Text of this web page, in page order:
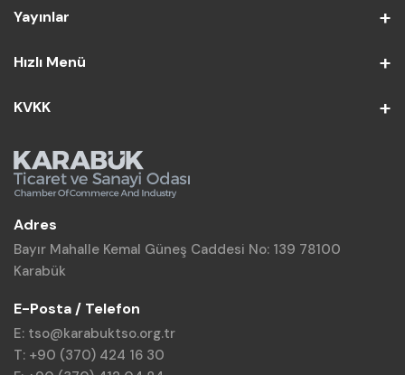
Yayınlar
Hızlı Menü
KVKK
Adres
Bayır Mahalle Kemal Güneş Caddesi No: 139 78100
Karabük
E-Posta / Telefon
E: tso@karabuktso.org.tr
T: +90 (370) 424 16 30